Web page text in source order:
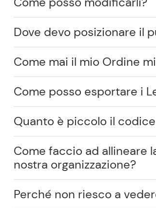
Dove devo posizionare il
Come mai il mio Ordine
Come posso esportare i
Quanto è piccolo il codice
Come faccio ad allineare
nostra organizzazione?
Perché non riesco a